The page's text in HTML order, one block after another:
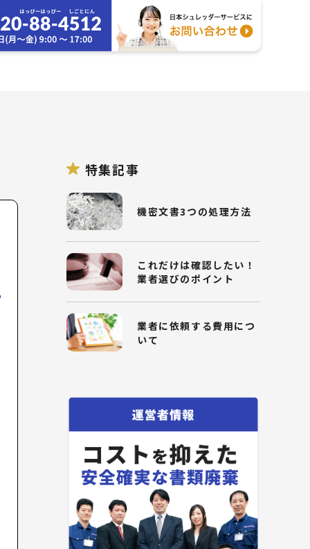
特集記事
機密文書3つの処理方法
これだけは確認したい！
業者選びのポイント
業者に依頼する費用につ
いて